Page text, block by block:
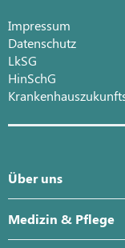
Impressum
Datenschutz
LkSG
HinSchG
Über uns
Krankenhausleitung
Medizin & Pflege